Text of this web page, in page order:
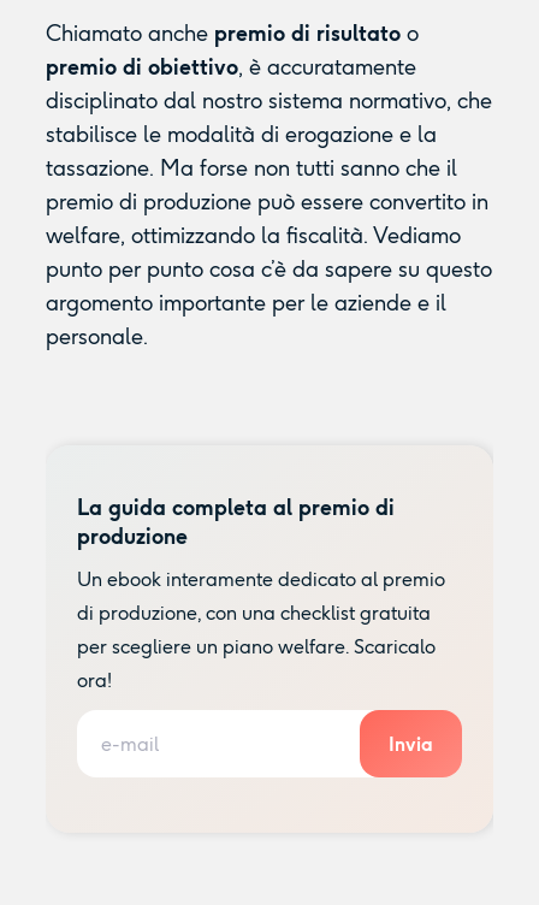
Chiamato anche premio di risultato o
premio di obiettivo, è accuratamente
disciplinato dal nostro sistema normativo, che
stabilisce le modalità di erogazione e la
tassazione. Ma forse non tutti sanno che il
premio di produzione può essere convertito in
welfare, ottimizzando la fiscalità. Vediamo
punto per punto cosa c’è da sapere su questo
argomento importante per le aziende e il
personale.
La guida completa al premio di
produzione
Un ebook interamente dedicato al premio
di produzione, con una checklist gratuita
per scegliere un piano welfare. Scaricalo
ora!